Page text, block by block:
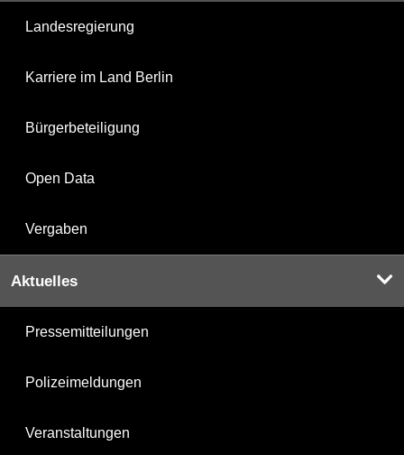
Landesregierung
Karriere im Land Berlin
Bürgerbeteiligung
Open Data
Vergaben
Aktuelles
Pressemitteilungen
Polizeimeldungen
Veranstaltungen